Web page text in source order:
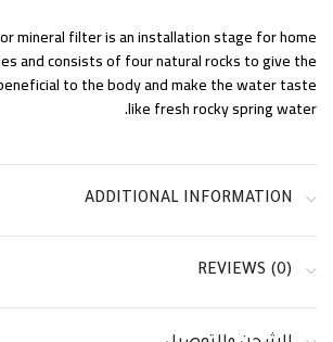
mineral filter is an installation stage for home
and consists of four natural rocks to give the
to the body and make the water taste
like fresh rocky spring water.
ADDITIONAL INFORMATION
REVIEWS (0)